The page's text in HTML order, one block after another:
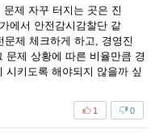
제 자꾸 터지는 곳은 진
에서 안전감시감찰단 같
제 체크하게 하고, 경영진
문제 상황에 따른 비율만큼 경
시키도록 해야되지 않을까 싶
0
1